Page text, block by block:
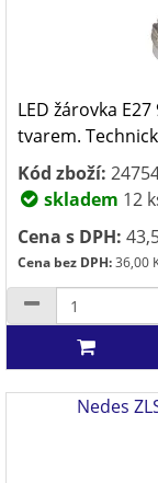
LED žárovka
tvarem.
Kód zboží:
skladem 12
Cena s DPH:
Cena bez DPH:36,00
Nedes